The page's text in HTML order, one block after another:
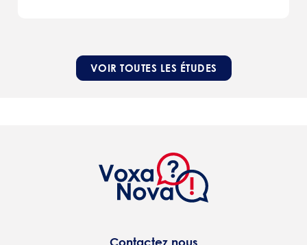
VOIR TOUTES LES ÉTUDES
Contactez nous